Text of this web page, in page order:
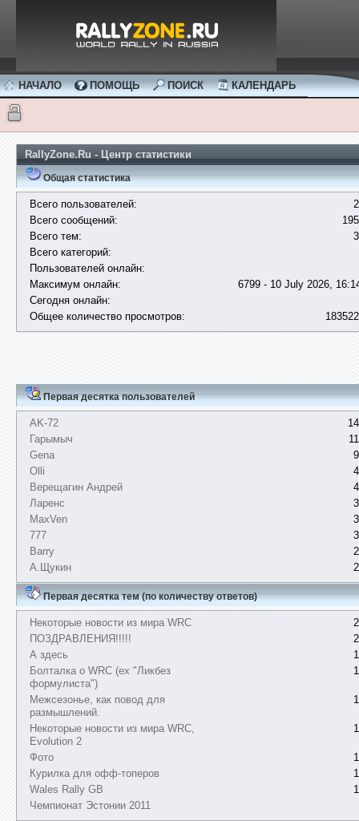
НАЧАЛО ПОМОЩЬ ПОИСК КАЛЕНДАРЬ
RallyZone.Ru - Центр статистики
Общая статистика
Всего пользователей:
Всего сообщений:
Всего тем:
Всего категорий:
Пользователей онлайн:
Максимум онлайн:
6799 - 10 July 2026,
Сегодня онлайн:
Общее количество просмотров:
Первая десятка пользователей
AK-72
Гарымыч
Gena
Olli
Верещагин Андрей
Ларенс
MaxVen
777
Barry
А.Щукин
Первая десятка тем (по количеству ответов)
Некоторые новости из мира WRC
ПОЗДРАВЛЕНИЯ!!!!!
А здесь
Болталка о WRC (ex "Ликбез
формулиста")
Межсезонье, как повод для
размышлений.
Некоторые новости из мира WRC,
Evolution 2
Фото
Курилка для офф-топеров
Wales Rally GB
Чемпионат Эстонии 2011